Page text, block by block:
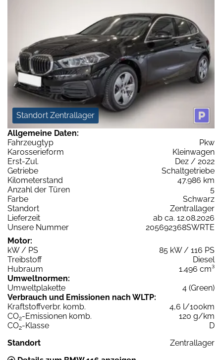
Standort Zentrallager
Allgemeine Daten:
Fahrzeugtyp
Pkw
Karosserieform
Kleinwagen
Erst-Zul.
Dez / 2022
Getriebe
Schaltgetriebe
Kilometerstand
47.986 km
Anzahl der Türen
5
Farbe
Schwarz
Standort
Zentrallager
Lieferzeit
ab ca. 12.08.2026
Unsere Nummer
205692368SWRTE
Motor:
kW / PS
85 kW / 116 PS
Treibstoff
Diesel
Hubraum
1.496 cm³
Umweltnormen:
Umweltplakette
4 (Green)
Verbrauch und Emissionen nach WLTP:
Kraftstoffverbr. komb.
4,6 l/100km
CO2-Emissionen komb.
120 g/km
CO2-Klasse
D
Standort
Zentrallager